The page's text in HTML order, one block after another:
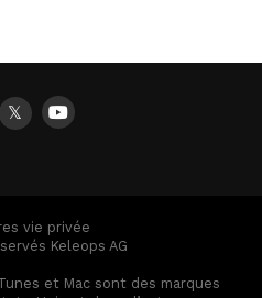
𝕏
vie privée
Keleops AG
et Mac sont des marques